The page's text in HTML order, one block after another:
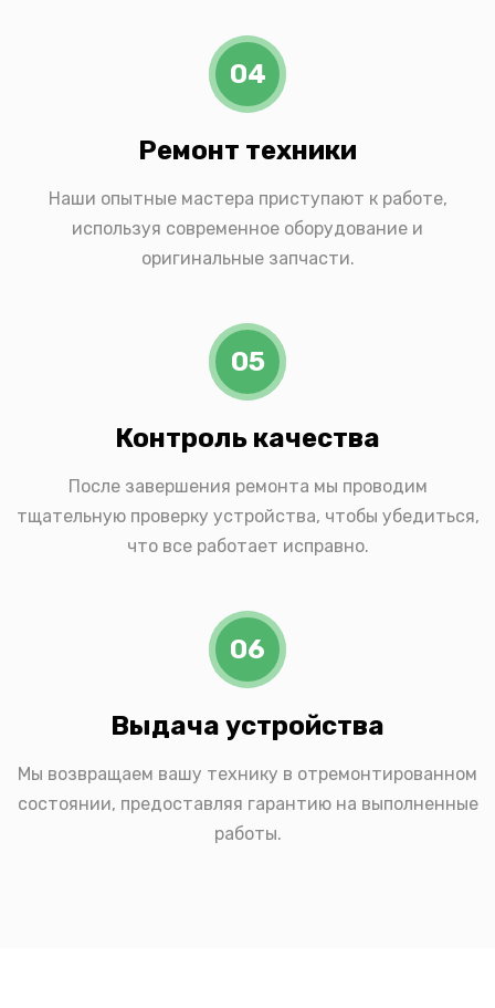
04
Ремонт техники
Наши опытные мастера приступают к работе,
используя современное оборудование и
оригинальные запчасти.
05
Контроль качества
После завершения ремонта мы проводим
тщательную проверку устройства, чтобы убедиться,
что все работает исправно.
06
Выдача устройства
Мы возвращаем вашу технику в отремонтированном
состоянии, предоставляя гарантию на выполненные
работы.